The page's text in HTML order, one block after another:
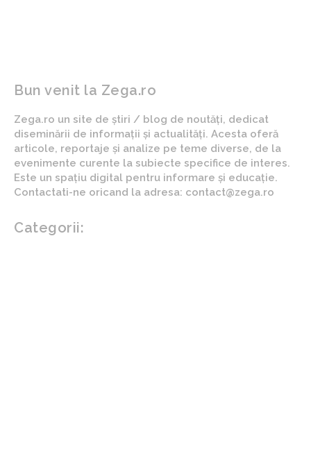
Bun venit la Zega.ro
Zega.ro un site de știri / blog de noutăți, dedicat
diseminării de informații și actualități. Acesta oferă
articole, reportaje și analize pe teme diverse, de la
evenimente curente la subiecte specifice de interes.
Este un spațiu digital pentru informare și educație.
Contactati-ne oricand la adresa: contact@zega.ro
Categorii: